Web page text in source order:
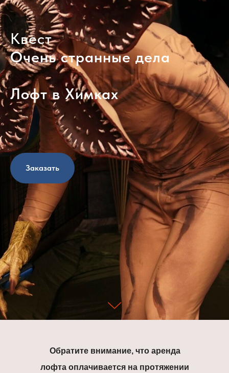
Квест
Очень странные дела
Лофт в Химках
Заказать
Обратите внимание, что аренда
лофта оплачивается на протяжении